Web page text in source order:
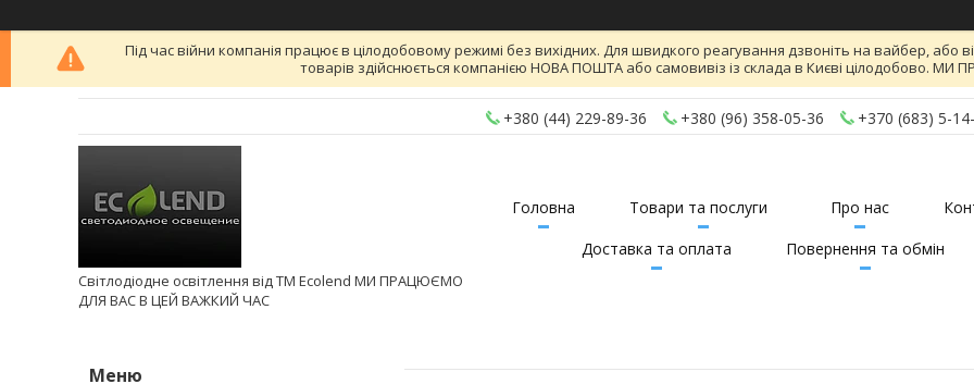
Під час війни компанія працює в цілодобовому режимі без вихідних. Для швидкого реагування дзвоніть на вайбер, або
товарів здійснюється компанією НОВА ПОШТА або самовивіз із склада в Києві цілодобово.
+380 (44) 229-89-36 +380 (96) 358-05-36 +370 (683) 5-
Світлодіодне освітлення від ТМ Ecolend МИ ПРАЦЮЄМО
ДЛЯ ВАС В ЦЕЙ ВАЖКИЙ ЧАС
Головна Товари та послуги Про нас
Доставка та оплата
Повернення та обмін